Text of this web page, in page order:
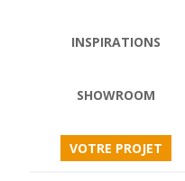
INSPIRATIONS
SHOWROOM
VOTRE PROJET